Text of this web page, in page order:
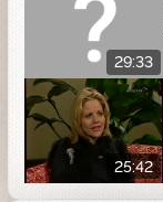
29:33
25:42